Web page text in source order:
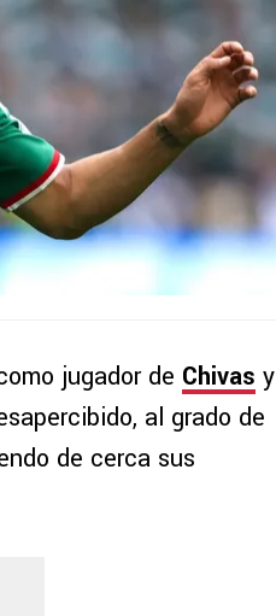
jugador de Chivas y
al grado de
de cerca sus